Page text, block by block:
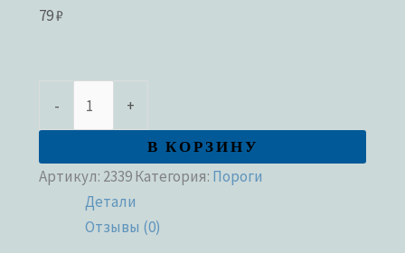
79₽
- +
В КОРЗИНУ
Артикул: 2339Категория: Пороги
Детали
Отзывы (0)